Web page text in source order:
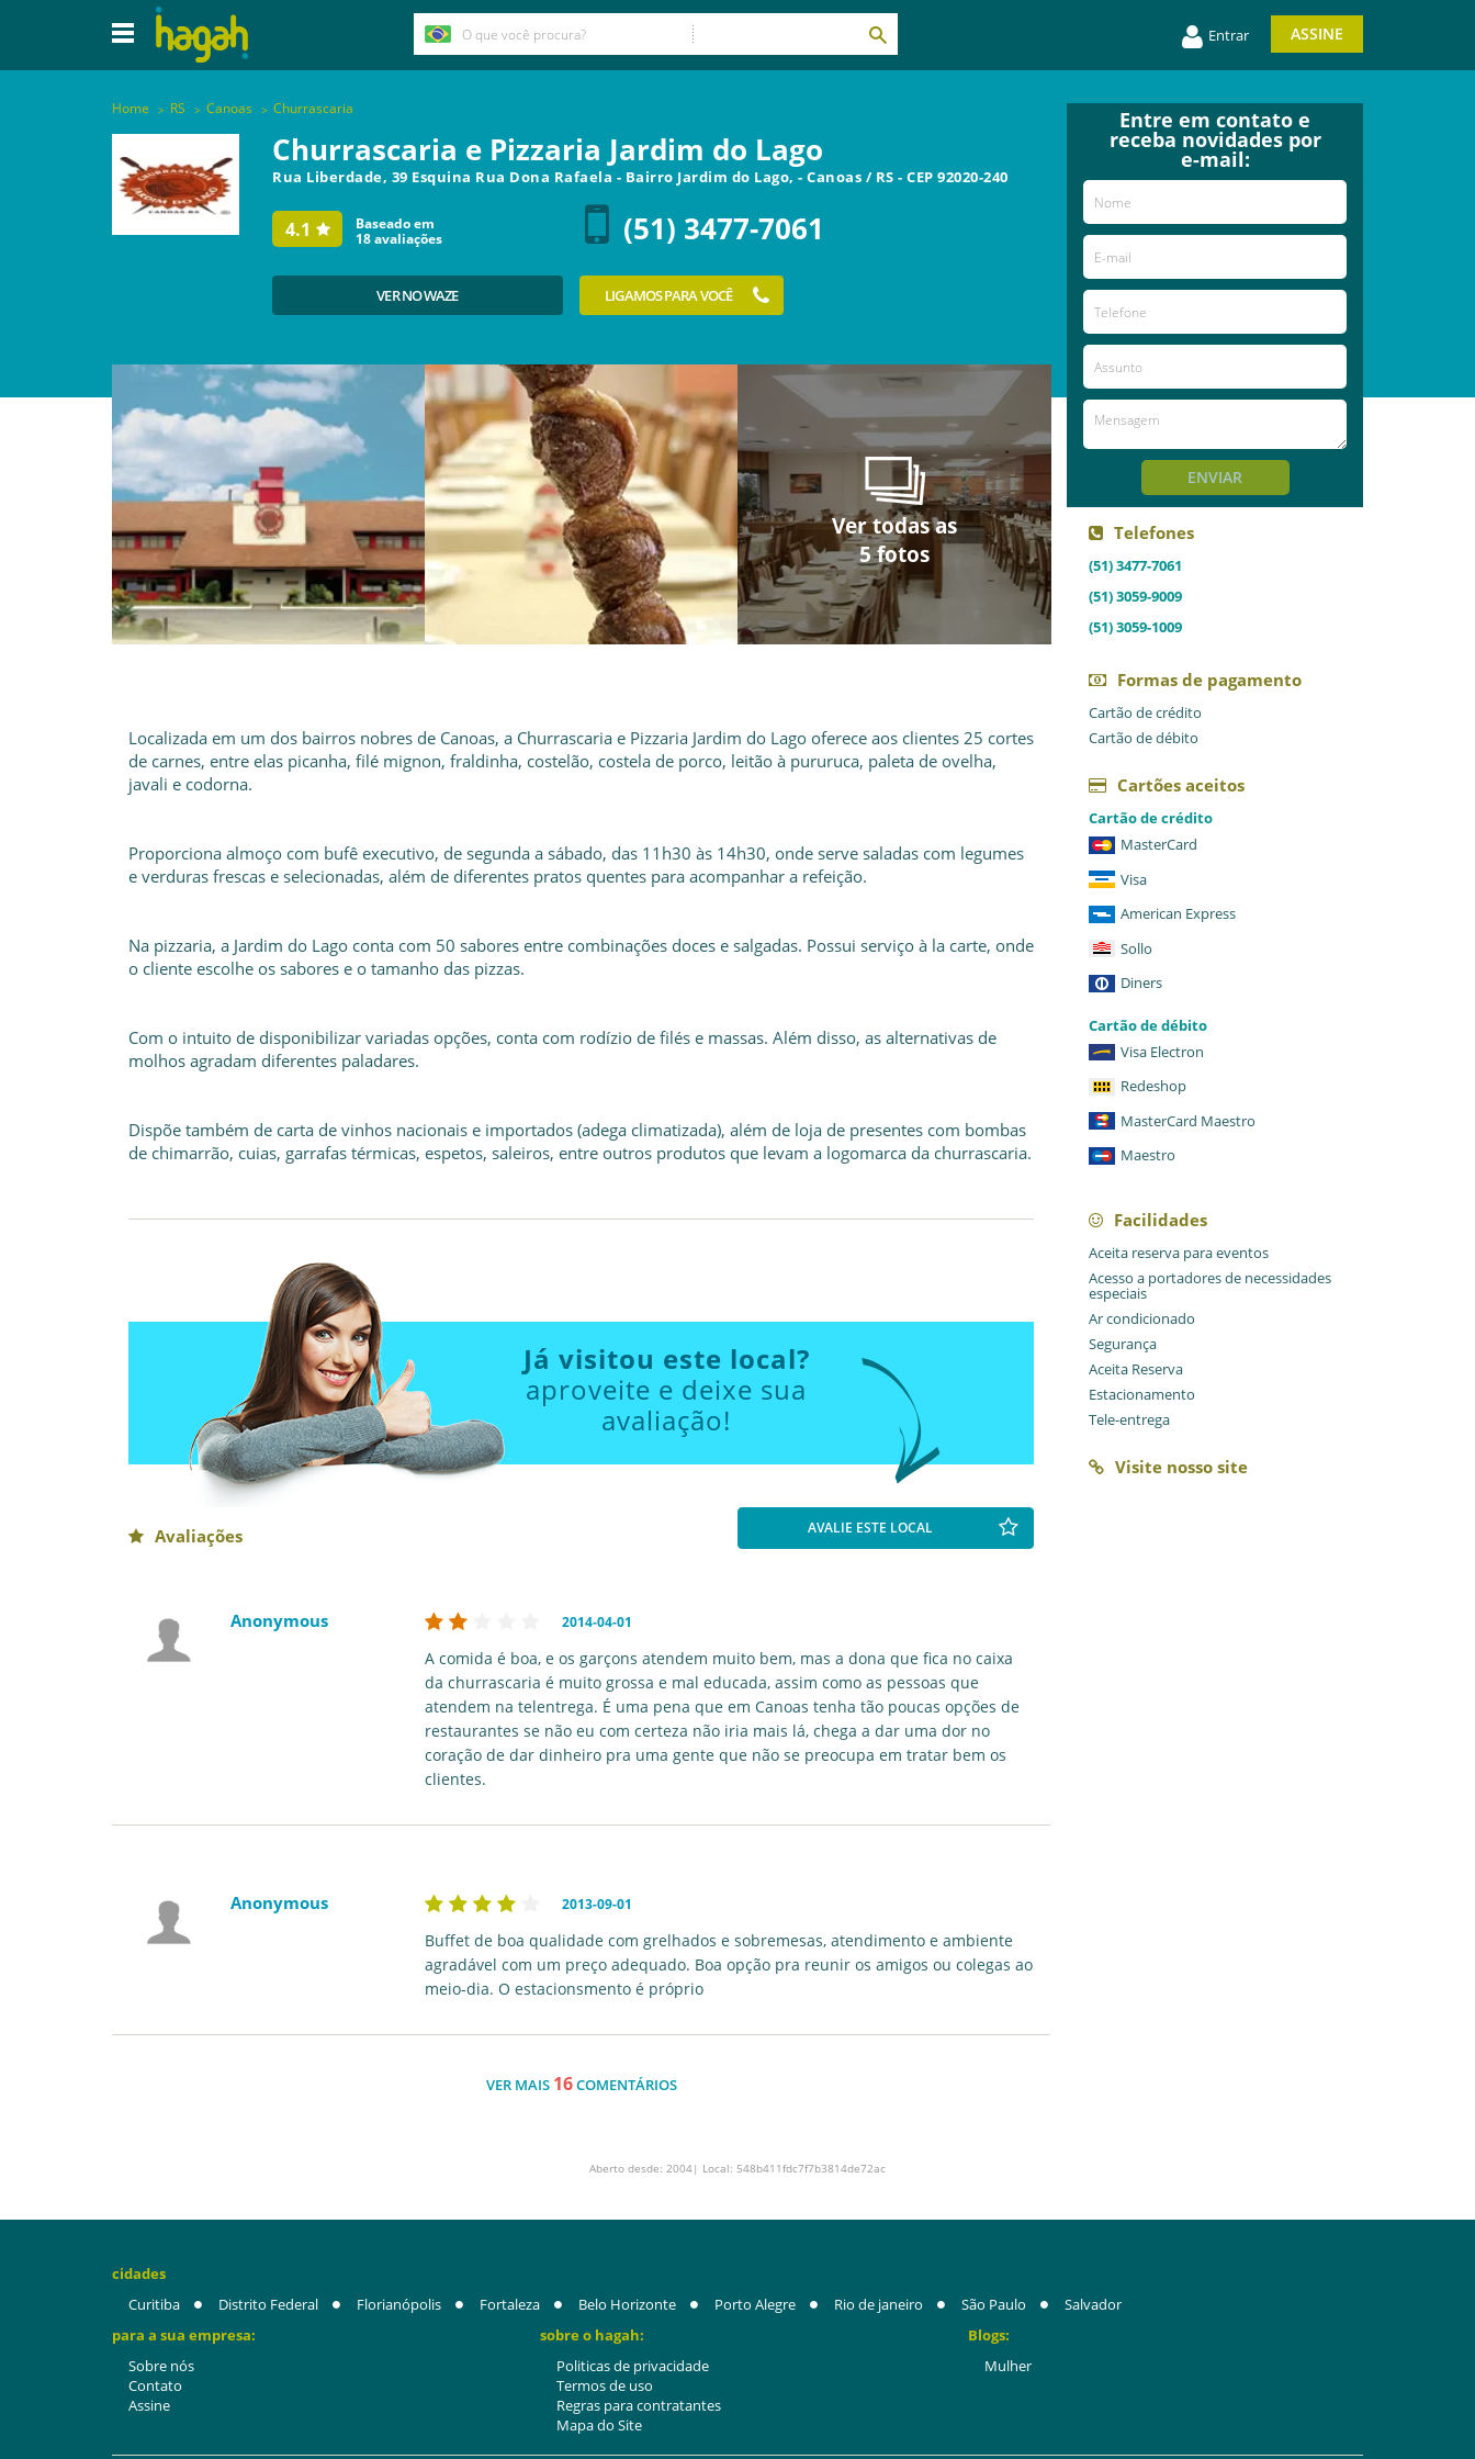
Entrar ASSINE
Home RS Canoas Churrascaria
Churrascaria e Pizzaria Jardim do Lago
Rua Liberdade, 39 Esquina Rua Dona Rafaela - Bairro Jardim do Lago,-Canoas / RS - CEP92020-240
4.1
Baseado em
18avaliações (51) 3477-7061
VER NO WAZE LIGAMOS PARA VOCÊ
Ver todas as
5 fotos
Ver todas as
5 fotos
Ver todas as
5 fotos
Ver todas as
5 fotos
Ver todas as
5 fotos
Localizada em um dos bairros nobres de Canoas, a Churrascaria e Pizzaria Jardim do Lago oferece aos clientes 25 cortes
de carnes, entre elas picanha, filé mignon, fraldinha, costelão, costela de porco, leitão à pururuca, paleta de ovelha,
javali e codorna.
Proporciona almoço com bufê executivo, de segunda a sábado, das 11h30 às 14h30, onde serve saladas com legumes
e verduras frescas e selecionadas, além de diferentes pratos quentes para acompanhar a refeição.
Na pizzaria, a Jardim do Lago conta com 50 sabores entre combinações doces e salgadas. Possui serviço à la carte, onde
o cliente escolhe os sabores e o tamanho das pizzas.
Com o intuito de disponibilizar variadas opções, conta com rodízio de filés e massas. Além disso, as alternativas de
molhos agradam diferentes paladares.
Dispõe também de carta de vinhos nacionais e importados (adega climatizada), além de loja de presentes com bombas
de chimarrão, cuias, garrafas térmicas, espetos, saleiros, entre outros produtos que levam a logomarca da churrascaria.
Já visitou este local?
aproveite e deixe sua
avaliação!
Avaliações AVALIE ESTE LOCAL
Anonymous 2014-04-01
A comida é boa, e os garçons atendem muito bem, mas a dona que fica no caixa
da churrascaria é muito grossa e mal educada, assim como as pessoas que
atendem na telentrega. É uma pena que em Canoas tenha tão poucas opções de
restaurantes se não eu com certeza não iria mais lá, chega a dar uma dor no
coração de dar dinheiro pra uma gente que não se preocupa em tratar bem os
clientes.
Anonymous 2013-09-01
Buffet de boa qualidade com grelhados e sobremesas, atendimento e ambiente
agradável com um preço adequado. Boa opção pra reunir os amigos ou colegas ao
meio-dia. O estacionsmento é próprio
VER MAIS 16COMENTÁRIOS
Entre em contato e
receba novidades por
e-mail:
ENVIAR
Telefones
(51) 3477-7061
(51) 3059-9009
(51) 3059-1009
Formas de pagamento
Cartão de crédito
Cartão de débito
Cartões aceitos
Cartão de crédito
MasterCard
Visa
American Express
Sollo
Diners
Cartão de débito
Visa Electron
Redeshop
MasterCard Maestro
Maestro
Facilidades
Aceita reserva para eventos
Acesso a portadores de necessidades
especiais
Ar condicionado
Segurança
Aceita Reserva
Estacionamento
Tele-entrega
Visite nosso site
Aberto desde: 2004| Local: 548b411fdc7f7b3814de72ac
cidades
Curitiba
Distrito Federal Florianópolis Fortaleza Belo Horizonte Porto Alegre Rio de janeiro São Paulo
Salvador
para a sua empresa:
Sobre nós
Contato
Assine
sobre o hagah:
Politicas de privacidade
Termos de uso
Regras para contratantes
Mapa do Site
Blogs:
Mulher